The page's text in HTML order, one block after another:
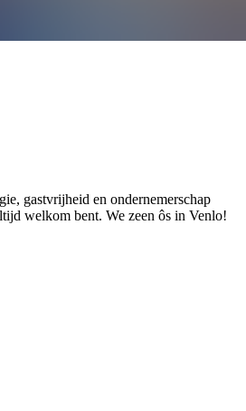
gastvrijheid en ondernemerschap
welkom bent. We zeen ôs in Venlo!